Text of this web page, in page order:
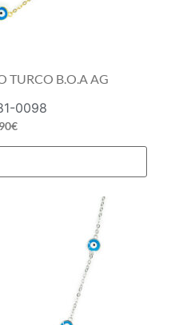
TURCO B.O.A AG
0098
€